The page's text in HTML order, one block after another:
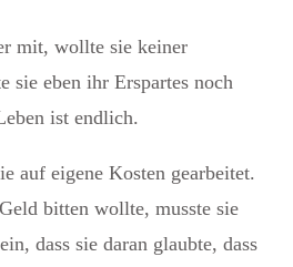
mit, wollte sie keiner
sie eben ihr Erspartes noch
ist endlich.
auf eigene Kosten gearbeitet.
bitten wollte, musste sie
dass sie daran glaubte, dass